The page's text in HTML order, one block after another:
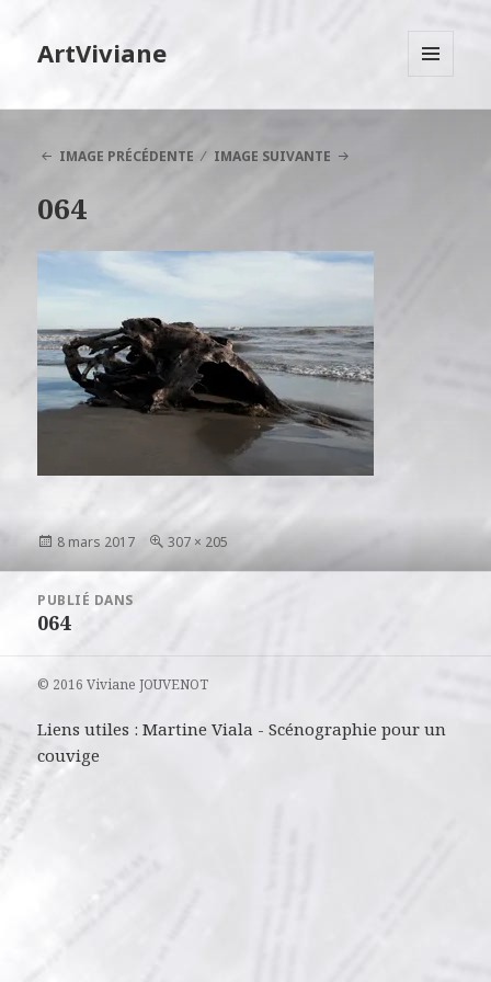
ArtViviane
IMAGE PRÉCÉDENTE
IMAGE SUIVANTE
064
Publié
8 mars 2017
Taille
307 × 205
l’article
PUBLIÉ DANS
064
© 2016 Viviane JOUVENOT
Liens utiles :Martine Viala -Scénographie pour un
couvige